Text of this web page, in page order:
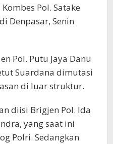
Pol. Satake
Denpasar, Senin
Pol. Putu Jaya Danu
Suardana dimutasi
di luar struktur.
diisi Brigjen Pol. Ida
yang saat ini
Polri. Sedangkan